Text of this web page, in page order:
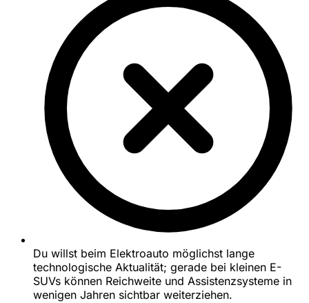
Du willst beim Elektroauto möglichst lange
technologische Aktualität; gerade bei kleinen E-
SUVs können Reichweite und Assistenzsysteme in
wenigen Jahren sichtbar weiterziehen.